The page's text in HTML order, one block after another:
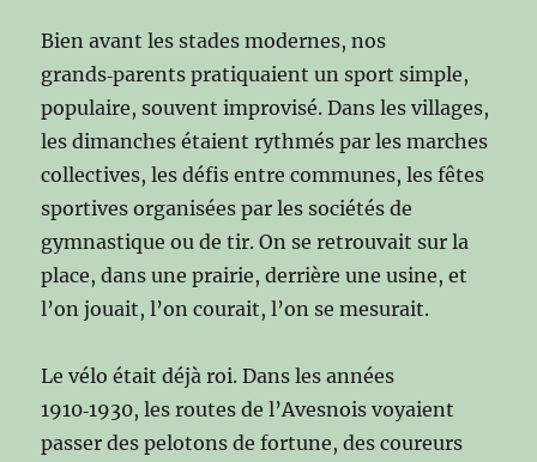
Bien avant les stades modernes, nos
grands‑parents pratiquaient un sport simple,
populaire, souvent improvisé. Dans les villages,
les dimanches étaient rythmés par les marches
collectives, les défis entre communes, les fêtes
sportives organisées par les sociétés de
gymnastique ou de tir. On se retrouvait sur la
place, dans une prairie, derrière une usine, et
l’on jouait, l’on courait, l’on se mesurait.
Le vélo était déjà roi. Dans les années
1910‑1930, les routes de l’Avesnois voyaient
passer des pelotons de fortune, des coureurs